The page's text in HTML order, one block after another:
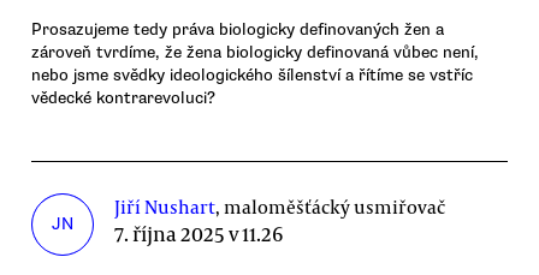
Prosazujeme tedy práva biologicky definovaných žen a
zároveň tvrdíme, že žena biologicky definovaná vůbec není,
nebo jsme svědky ideologického šílenství a řítíme se vstříc
vědecké kontrarevoluci?
JN
Jiří Nushart, maloměšťácký usmiřovač
7. října 2025 v 11.26